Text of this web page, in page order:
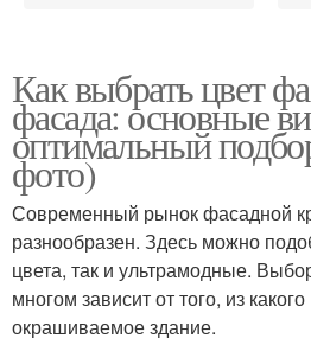
Гарнитур в интерьере
Гарнитуры для
маленькой
Гарнитур для
Как выбрать цвет
фасада: основные
оптимальный
фото)
Современный рынок фасадной
разнообразен. Здесь можно
цвета, так и ультрамодные.
многом зависит от того, из
окрашиваемое здание.